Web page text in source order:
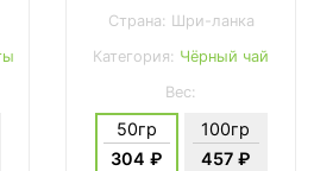
Страна: Шри-ланка
Категория: Чёрный чай
Вес:
50гр
304 ₽
100гр
457 ₽